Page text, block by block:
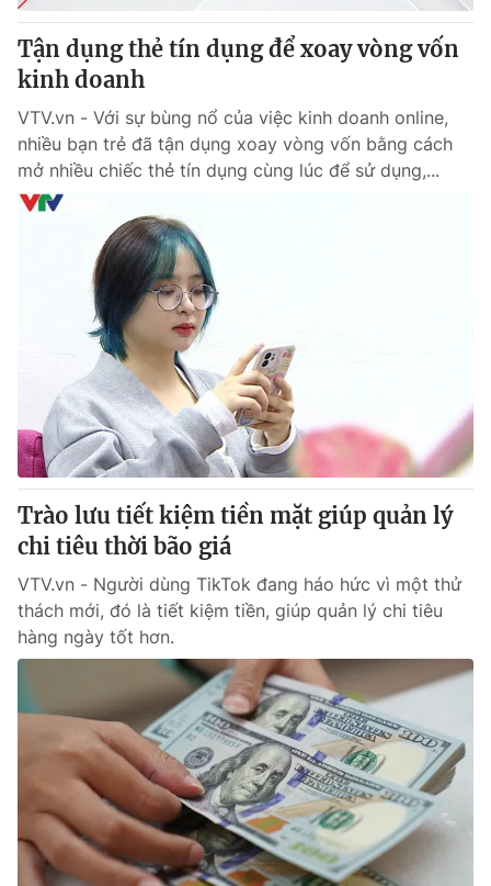
Tư vấn
Chuyên mục khác
Emagazine
Photo Infographic
Video
VTV Money
VTV Sức khoẻ Bất động sản
Thị trường 24h Tấm lòng Việt
VTV4 Vươn mình bằng AI
VTV9
Liên hệ tòa soạn English
THỜI BÁO VTV
Theo dõi báo trên
Cơ quan chủ quản:Đài Truyền hình Việt Nam
Cơ quan báo chí:Thời báo VTV
Tận dụng thẻ tín dụng để xoay vòng vốn
kinh doanh
VTV.vn - Với sự bùng nổ của việc kinh doanh online,
nhiều bạn trẻ đã tận dụng xoay vòng vốn bằng cách
mở nhiều chiếc thẻ tín dụng cùng lúc để sử dụng,...
Trào lưu tiết kiệm tiền mặt giúp quản lý
chi tiêu thời bão giá
VTV.vn - Người dùng TikTok đang háo hức vì một thử
thách mới, đó là tiết kiệm tiền, giúp quản lý chi tiêu
hàng ngày tốt hơn.